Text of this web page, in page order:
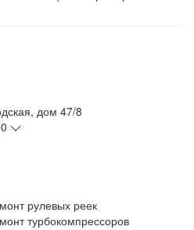
дом 47/8
рулевых реек
турбокомпрессоров